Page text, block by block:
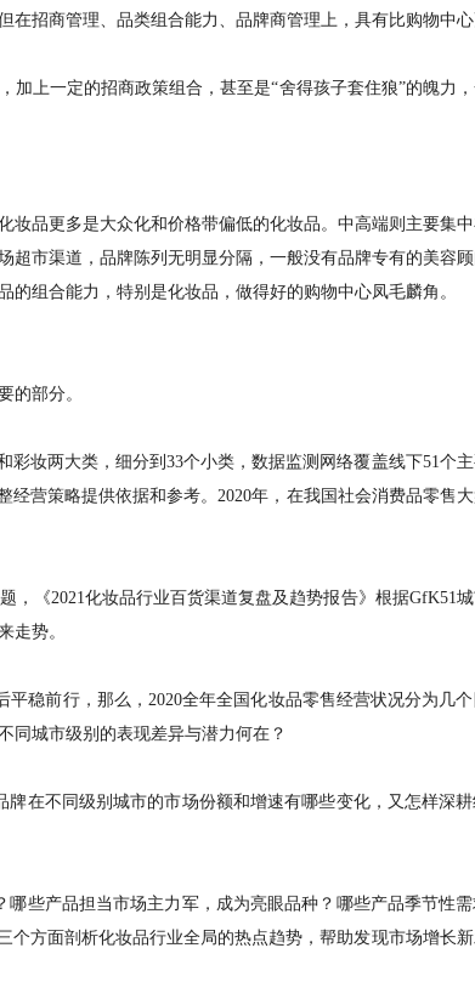
招商管理、品类组合能力、品牌商管理上，具有比购物中心
上一定的招商政策组合，甚至是“舍得孩子套住狼”的魄力，
品更多是大众化和价格带偏低的化妆品。中高端则主要集中
市渠道，品牌陈列无明显分隔，一般没有品牌专有的美容顾
组合能力，特别是化妆品，做得好的购物中心凤毛麟角。
的部分。
妆两大类，细分到33个小类，数据监测网络覆盖线下51个
营策略提供依据和参考。2020年，在我国社会消费品零售
《2021化妆品行业百货渠道复盘及趋势报告》根据GfK51
走势。
稳前行，那么，2020全年全国化妆品零售经营状况分为几
同城市级别的表现差异与潜力何在？
在不同级别城市的市场份额和增速有哪些变化，又怎样深
些产品担当市场主力军，成为亮眼品种？哪些产品季节性
方面剖析化妆品行业全局的热点趋势，帮助发现市场增长